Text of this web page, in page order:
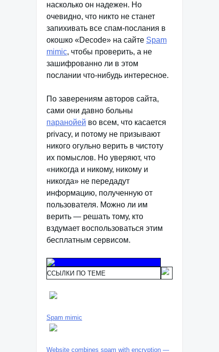
насколько он надежен. Но
очевидно, что никто не станет
запихивать все спам-послания в
окошко «Decode» на сайте Spam
mimic, чтобы проверить, а не
зашифрованно ли в этом
послании что-нибудь интересное.
По заверениям авторов сайта,
сами они давно больны
паранойей во всем, что касается
privacy, и потому не призывают
никого огульно верить в чистоту
их помыслов. Но уверяют, что
«никогда и никому, никому и
никогда» не передадут
информацию, полученную от
пользователя. Можно ли им
верить — решать тому, кто
вздумает воспользоваться этим
бесплатным сервисом.
ССЫЛКИ ПО ТЕМЕ
Spam mimic
Website combines spam with encryption —